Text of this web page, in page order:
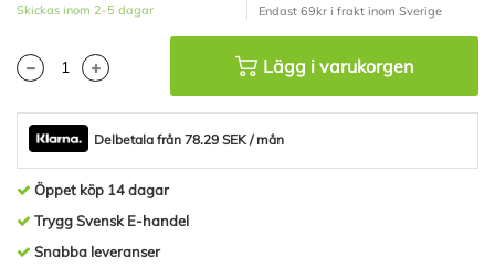
Skickas inom 2-5 dagar
Endast 69kr i frakt inom Sverige
Lägg i varukorgen
Delbetala från 78.29 SEK / mån
Öppet köp 14 dagar
Trygg Svensk E-handel
Snabba leveranser